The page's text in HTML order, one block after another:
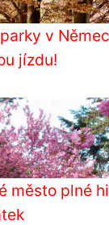
v
jízdu!
město plné